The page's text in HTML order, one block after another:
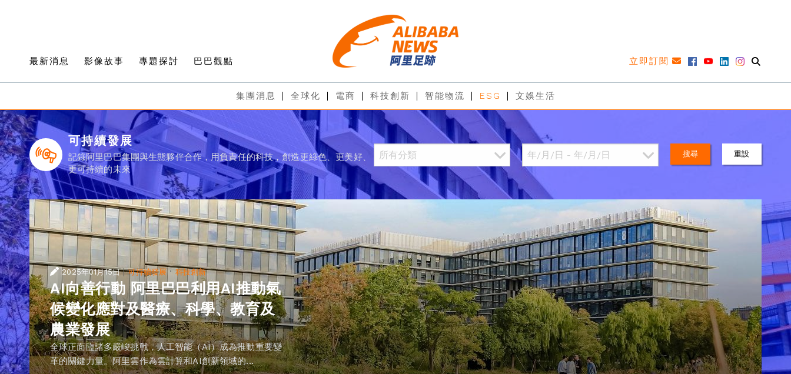
最新消息 影像故事 專題探討 巴巴觀點 立即訂閱
集團消息 全球化 電商 科技創新 智能物流 ESG 文娛生活
可持續發展
記錄阿里巴巴集團與生態夥伴合作，用負責任的科技，創造更綠色、更美好、
更可持續的未來
搜尋 重設
2025年01月15日 |可持續發展· 科技創新
AI向善行動 阿里巴巴利用AI推動氣
候變化應對及醫療、科學、教育及
農業發展
全球正面臨諸多嚴峻挑戰，人工智能（AI）成為推動重要變
革的關鍵力量。阿里雲作為雲計算和AI創新領域的...